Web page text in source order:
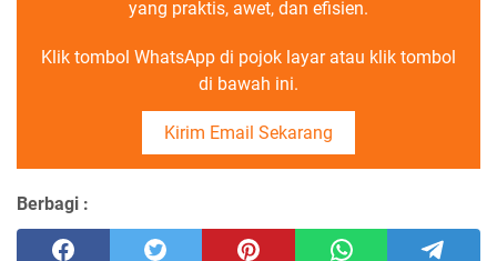
yang praktis, awet, dan efisien.
Klik tombol WhatsApp di pojok layar atau klik tombol
di bawah ini.
Kirim Email Sekarang
Berbagi :